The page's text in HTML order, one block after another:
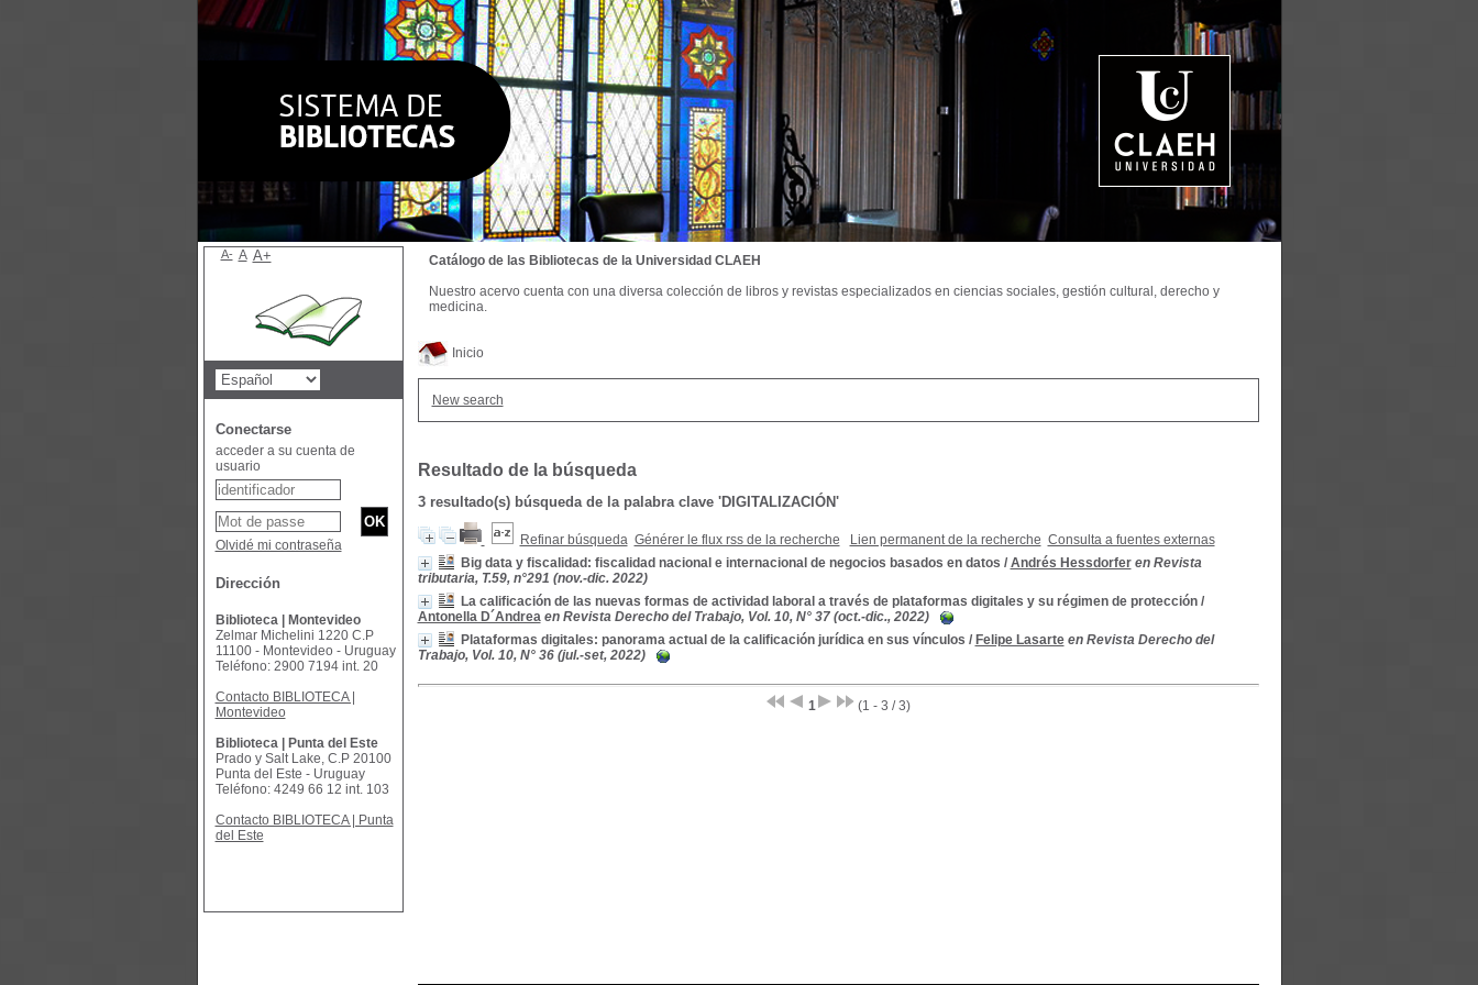
Inicio
New search
Resultado de la búsqueda
3 resultado(s) búsqueda de la palabra clave 'DIGITALIZACIÓN'
Refinar búsqueda Générer le flux rss de la recherche Lien permanent de la recherche Consulta a fuentes externas
Big data y fiscalidad: fiscalidad nacional e internacional de negocios basados en datos / Andrés Hessdorfer en Revista
tributaria, T.59, n°291 (nov.-dic. 2022)
La calificación de las nuevas formas de actividad laboral a través de plataformas digitales y su régimen de protección/
Antonella D´Andrea en Revista Derecho del Trabajo, Vol. 10, N° 37 (oct.-dic., 2022)
Plataformas digitales: panorama actual de la calificación jurídica en sus vínculos / Felipe Lasarte en Revista Derecho del
Trabajo, Vol. 10, N° 36 (jul.-set, 2022)
1 (1 - 3 / 3)
Catálogo de las Bibliotecas de la Universidad CLAEH
Nuestro acervo cuenta con una diversa colección de libros y revistas especializados en ciencias sociales, gestión cultural, derecho y
medicina.
A- A A+
Conectarse
acceder a su cuenta de
usuario
Olvidé mi contraseña
Dirección
Biblioteca | Montevideo
Zelmar Michelini 1220 C.P
11100 - Montevideo - Uruguay
Teléfono: 2900 7194 int. 20
Contacto BIBLIOTECA |
Montevideo
Biblioteca | Punta del Este
Prado y Salt Lake, C.P 20100
Punta del Este - Uruguay
Teléfono: 4249 66 12 int. 103
Contacto BIBLIOTECA | Punta
del Este